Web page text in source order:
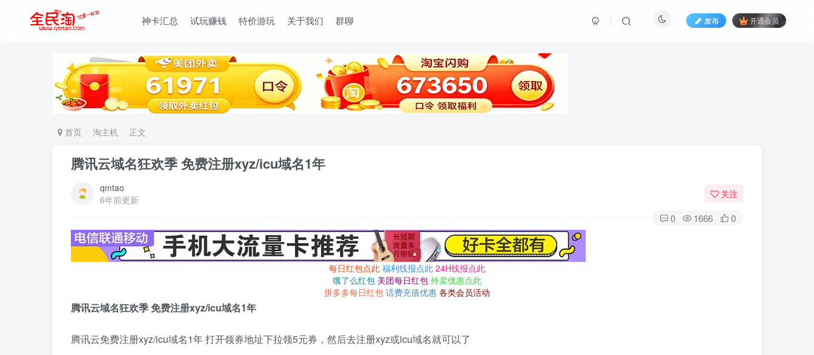
神卡汇总 试玩赚钱 特价游玩 关于我们 群聊 发布 开通会员
首页 淘主机 正文
腾讯云域名狂欢季 免费注册xyz/icu域名1年
qmtao
6年前更新
关注
0 1666 0
每日红包点此 福利线报点此 24H线报点此
饿了么红包 美团每日红包 外卖优惠点此
拼多多每日红包 话费充值优惠 各类会员活动
腾讯云域名狂欢季 免费注册xyz/icu域名1年
腾讯云免费注册xyz/icu域名1年 打开领券地址下拉领5元券，然后去注册xyz或icu域名就可以了